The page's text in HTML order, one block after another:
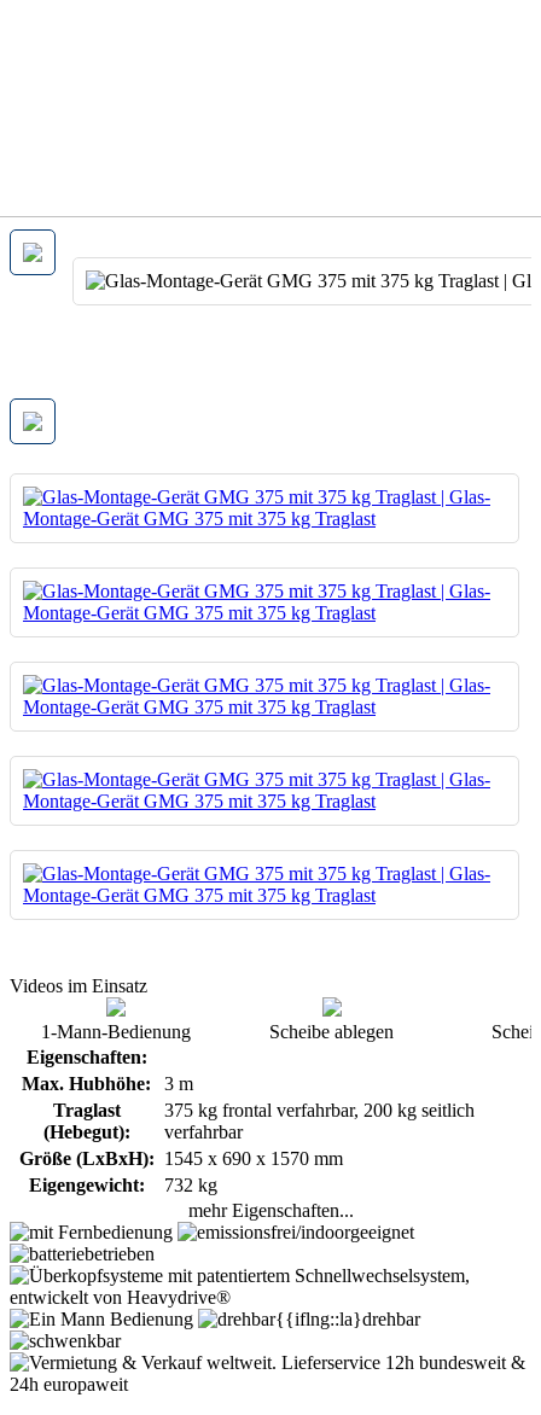
Videos im Einsatz
1-Mann-Bedienung Scheibe ablegen
Eigenschaften:
Max. Hubhöhe:
3 m
Traglast
(Hebegut):
375 kg frontal verfahrbar, 200 kg seitlich
verfahrbar
Größe (LxBxH): 1545 x 690 x 1570 mm
Eigengewicht:
732 kg
mehr Eigenschaften...